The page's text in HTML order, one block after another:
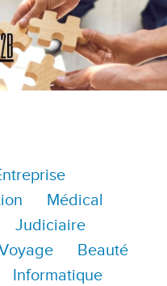
Médical
Judiciaire
Beauté
Informatique